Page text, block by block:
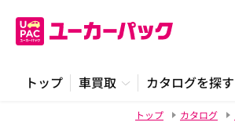
トップ 車買取 カタログを探す
トップ カタログ